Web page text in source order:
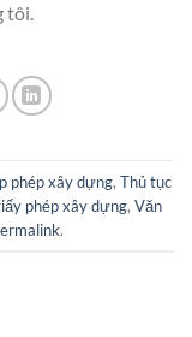
tôi.
phép xây dựng, Thủ tục
phép xây dựng, Văn
.